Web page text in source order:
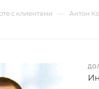
с клиентами — Антон